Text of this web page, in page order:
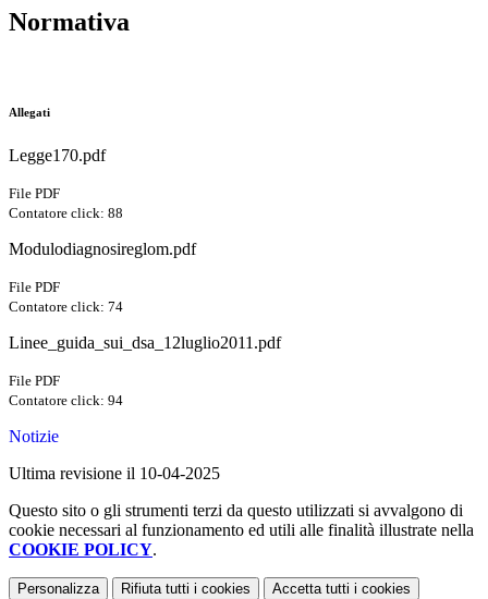
Normativa
Allegati
Legge170.pdf
File PDF
Contatore click: 88
Modulodiagnosireglom.pdf
File PDF
Contatore click: 74
Linee_guida_sui_dsa_12luglio2011.pdf
File PDF
Contatore click: 94
Notizie
Ultima revisione il 10-04-2025
Questo sito o gli strumenti terzi da questo utilizzati si avvalgono di
cookie necessari al funzionamento ed utili alle finalità illustrate nella
COOKIE POLICY.
Personalizza Rifiuta tutti i cookies Accetta tutti i cookies